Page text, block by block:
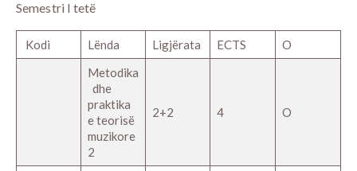
Semestri I tetë
Kodi Lënda Ligjërata ECTS
O
Metodika
dhe
praktika
e teorisë
muzikore
2
2+2 4 O